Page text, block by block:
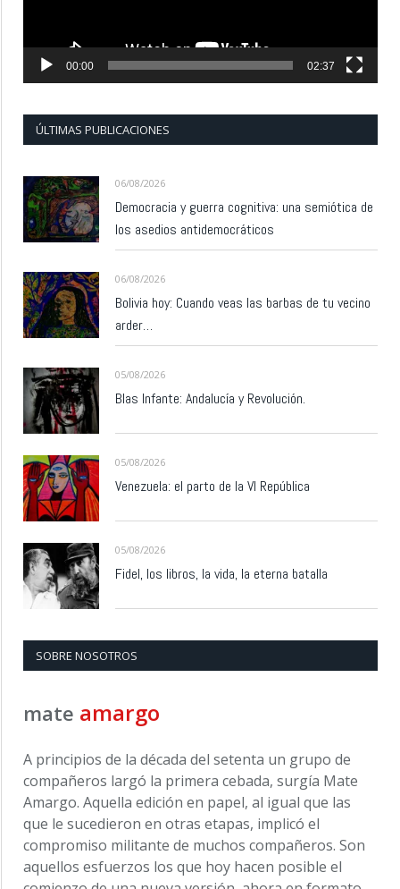
00:00 02:37
ÚLTIMAS PUBLICACIONES
06/08/2026
Democracia y guerra cognitiva: una semiótica de
los asedios antidemocráticos
06/08/2026
Bolivia hoy: Cuando veas las barbas de tu vecino
arder…
05/08/2026
Blas Infante: Andalucía y Revolución.
05/08/2026
Venezuela: el parto de la VI República
05/08/2026
Fidel, los libros, la vida, la eterna batalla
SOBRE NOSOTROS
mate amargo
A principios de la década del setenta un grupo de
compañeros largó la primera cebada, surgía Mate
Amargo. Aquella edición en papel, al igual que las
que le sucedieron en otras etapas, implicó el
compromiso militante de muchos compañeros. Son
aquellos esfuerzos los que hoy hacen posible el